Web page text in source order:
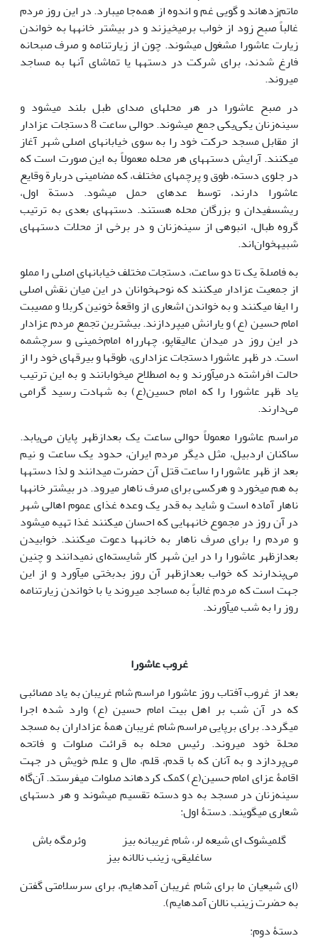
ماتم‌زده‎اند و گویی غم و اندوه از همه‌جا می‎بارد. در این روز مردم
غالباً صبح زود از خواب برمی‎خیزند و در بیشتر خانه‎ها به خواندن
زیارت عاشورا مشغول می‎شوند. چون از زیارتنامه و صرف صبحانه
فارغ شدند، برای شرکت در دسته‎ها یا تماشای آن‎ها به مساجد
می‎روند.
در صبح عاشورا در هر محله‎ای صدای طبل بلند می‎شود و
سینه‌زنان یکی‌یکی جمع می‎شوند. حوالی ساعت 8 دستجات عزادار
از مقابل مسجد حرکت خود را به سوی خیابان‎های اصلی شهر آغاز
می‎کنند. آرایش دسته‎های هر محله معمولاً به این صورت است که
در جلوی دسته، طوق و پرچم‎های مختلف، که مضامینی دربارة وقایع
عاشورا دارند، توسط عده‎ای حمل می‎شود. دستة اول،
ریش‎سفیدان و بزرگان محله هستند. دسته‎های بعدی به ترتیب
گروه طبال، انبوهی از سینه‌زنان و در برخی از محلات دسته‎های
شبیه‎خوان‌اند.
به فاصلة یک تا دو ساعت، دستجات مختلف خیابان‎های اصلی را مملو
از جمعیت عزادار می‎کنند که نوحه‎خوانان در این میان نقش اصلی
را ایفا می‎کنند و به خواندن اشعاری از واقعۀ خونین کربلا و مصیبت
امام حسین (ع) و یارانش می‎پردازند. بیشترین تجمع مردم عزادار
در این روز در میدان عالی‎قاپو، چهارراه امام‌خمینی و سرچشمه
است. در ظهر عاشورا دستجات عزاداری، طوق‎ها و بیرق‎های خود را از
حالت افراشته درمی‎آورند و به اصطلاح می‎خوابانند و به این ترتیب
یاد ظهر عاشورا را که امام حسین(ع) به شهادت رسید گرامی
می‎‌دارند.
مراسم عاشورا معمولاً حوالی ساعت یک بعدازظهر پایان می‌یابد.
ساکنان اردبیل، مثل دیگر مردم ایران، حدود یک ساعت و نیم
بعد از ظهر عاشورا را ساعت قتل آن حضرت می‎دانند و لذا دسته‎ها
به هم می‎خورد و هرکسی برای صرف ناهار می‎رود. در بیشتر خانه‎ها
ناهار آماده است و شاید به قدر یک وعده غذای عموم اهالی شهر
در آن روز در مجموع خانه‎هایی که احسان می‎کنند غذا تهیه می‎شود
و مردم را برای صرف ناهار به خانه‎ها دعوت می‎کنند. خوابیدن
بعدازظهر عاشورا را در این شهر کار شایسته‌ای نمی‎دانند و چنین
می‌پندارند که خواب بعدازظهر آن روز بدبختی می‎آورد و از این
جهت است که مردم غالباً به مساجد می‎روند یا با خواندن زیارتنامه
روز را به شب می‎آورند.
غروب عاشورا
بعد از غروب آفتاب روز عاشورا مراسم شام غریبان به یاد مصائبی
که در آن شب بر اهل بیت امام حسین (ع) وارد شده اجرا
می‎گردد. برای برپایی مراسم شام غریبان همۀ عزاداران به مسجد
محلة خود می‎روند. رئیس محله به قرائت صلوات و فاتحه
می‌پردازد و به آنان که با قدم، قلم، مال و علم خویش در جهت
اقامۀ عزای امام حسین(ع) کمک کرده‎اند صلوات می‎فرستد. آن‌گاه
سینه‌زنان در مسجد به دو دسته تقسیم می‎شوند و هر دسته‎ای
شعاری می‎گویند. دستۀ اول:
گلمیشوک ای شیعه لر، شام غریبانه بیز وئرمگه باش
ساغلیقی، زینب نالانه بیز
(ای شیعیان ما برای شام غریبان آمده‎ایم، برای سرسلامتی گفتن
به حضرت زینب نالان آمده‎ایم).
دستۀ دوم: